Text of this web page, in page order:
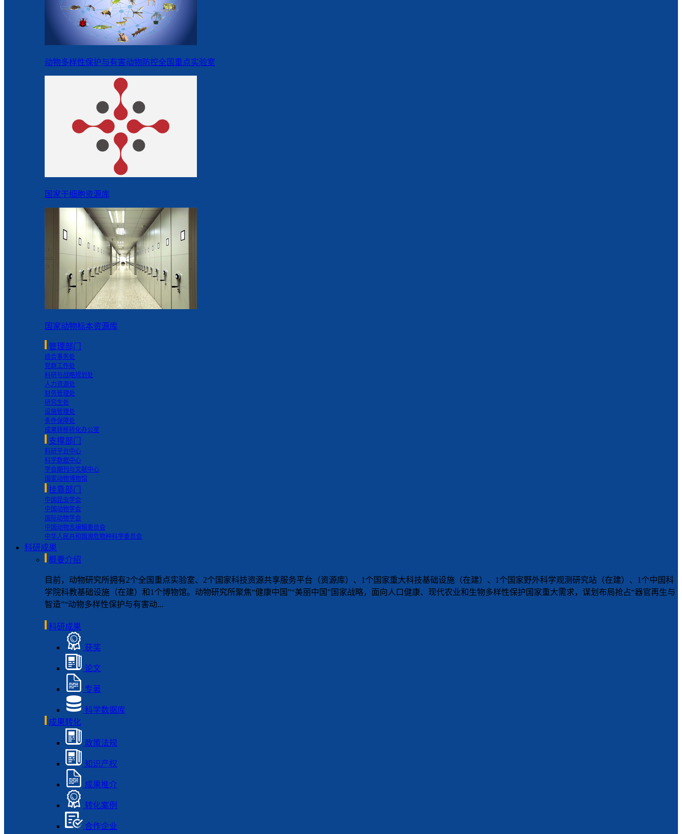
动物多样性保护与有害动物防控全国重点实验室
国家干细胞资源库
国家动物标本资源库
管理部门
综合事务处
党群工作处
科研与战略规划处
人力资源处
财务管理处
研究生处
设施管理处
条件保障处
成果转移转化办公室
支撑部门
科研平台中心
科学数据中心
学会期刊与文献中心
国家动物博物馆
挂靠部门
中国昆虫学会
中国动物学会
国际动物学会
中国动物志编辑委员会
中华人民共和国濒危物种科学委员会
科研成果
概要介绍
目前，动物研究所拥有2个全国重点实验室、2个国家科技资源共享服务平台（资源库）、1个国家重大科技基础设施（在建）、1个国家野外科学观测研究站（在建）、1个中国科
学院科教基础设施（在建）和1个博物馆。动物研究所聚焦“健康中国”“美丽中国”国家战略，面向人口健康、现代农业和生物多样性保护国家重大需求，谋划布局抢占“器官再生与
智造”“动物多样性保护与有害动...
科研成果
获奖
论文
专著
科学数据库
成果转化
政策法规
知识产权
成果推介
转化案例
合作企业